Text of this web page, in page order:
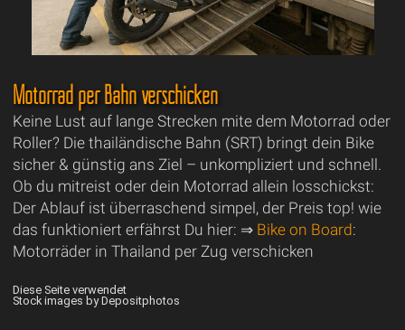
Motorrad per Bahn verschicken
Keine Lust auf lange Strecken mite dem Motorrad oder
Roller? Die thailändische Bahn (SRT) bringt dein Bike
sicher & günstig ans Ziel – unkompliziert und schnell.
Ob du mitreist oder dein Motorrad allein losschickst:
Der Ablauf ist überraschend simpel, der Preis top! wie
das funktioniert erfährst Du hier: ⇒ Bike on Board:
Motorräder in Thailand per Zug verschicken
Diese Seite verwendet
Stock images by Depositphotos